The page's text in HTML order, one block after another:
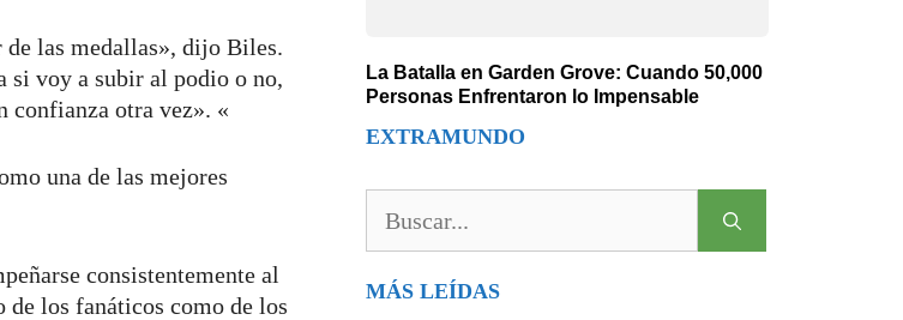
de las medallas», dijo Biles.
si voy a subir al podio o no,
confianza otra vez». «
una de las mejores
consistentemente al
los fanáticos como de los
La Batalla en Garden Grove: Cuando 50,000
Personas Enfrentaron lo Impensable
EXTRAMUNDO
MÁS LEÍDAS